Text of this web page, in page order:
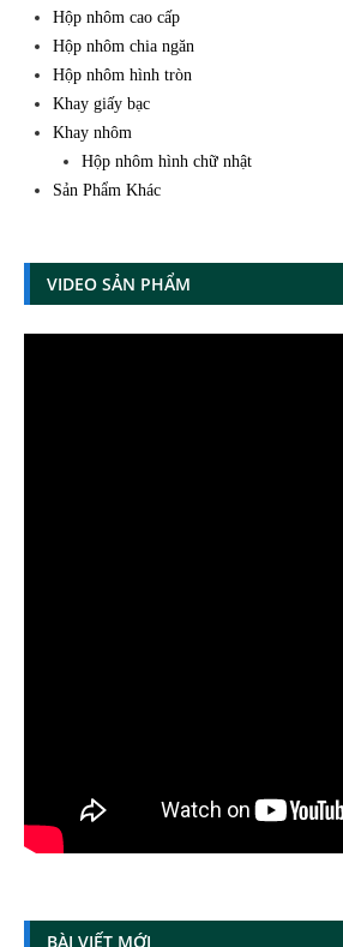
Hộp nhôm cao cấp
Hộp nhôm chia ngăn
Hộp nhôm hình tròn
Khay giấy bạc
Khay nhôm
Hộp nhôm hình chữ nhật
Sản Phẩm Khác
VIDEO SẢN PHẨM
BÀI VIẾT MỚI